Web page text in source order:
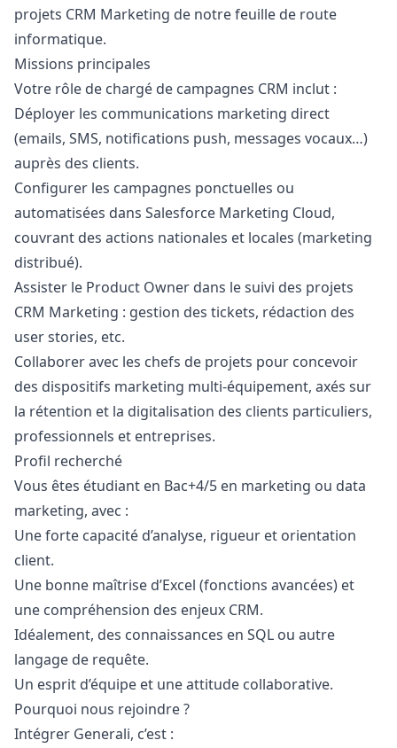
projets CRM Marketing de notre feuille de route
informatique.
Missions principales
Votre rôle de chargé de campagnes CRM inclut :
Déployer les communications marketing direct
(emails, SMS, notifications push, messages vocaux…)
auprès des clients.
Configurer les campagnes ponctuelles ou
automatisées dans Salesforce Marketing Cloud,
couvrant des actions nationales et locales (marketing
distribué).
Assister le Product Owner dans le suivi des projets
CRM Marketing : gestion des tickets, rédaction des
user stories, etc.
Collaborer avec les chefs de projets pour concevoir
des dispositifs marketing multi-équipement, axés sur
la rétention et la digitalisation des clients particuliers,
professionnels et entreprises.
Profil recherché
Vous êtes étudiant en Bac+4/5 en marketing ou data
marketing, avec :
Une forte capacité d’analyse, rigueur et orientation
client.
Une bonne maîtrise d’Excel (fonctions avancées) et
une compréhension des enjeux CRM.
Idéalement, des connaissances en SQL ou autre
langage de requête.
Un esprit d’équipe et une attitude collaborative.
Pourquoi nous rejoindre ?
Intégrer Generali, c’est :